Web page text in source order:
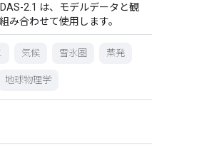
2.1 は、モデルデータと観
み合わせて使用します。
気候 雪氷圏 蒸発
地球物理学